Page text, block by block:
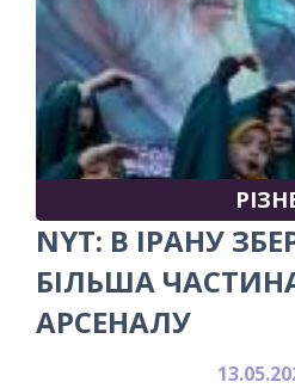
NYT: В ІРАНУ
БІЛЬША
АРСЕНАЛУ